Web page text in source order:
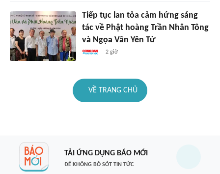
Tiếp tục lan tỏa cảm hứng sáng
tác về Phật hoàng Trần Nhân Tông
và Ngọa Vân Yên Tử
2 giờ
VỀ TRANG CHỦ
TẢI ỨNG DỤNG BÁO MỚI
ĐỂ KHÔNG BỎ SÓT TIN TỨC